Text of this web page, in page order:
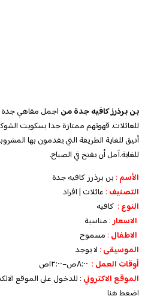
بن برذرز كافيه جدة من اجمل مقاهي جدة
للعائلات. قهوتهم ممتازة جدا بسكويت
أنيق للغاية الطريقة التي يقدمون بها
للغاية.آمل أن يفتح في الصباح.
الأسم : بن برذرز كافيه جدة
التصنيف : عائلات | افراد
النوع : كافيه
الاسعار: مناسبة
الاطفال : مسموح
الموسيقى : لايوجد
‏أوقات العمل :
الموقع الاكتروني : للدخول على الموقع
اضغط هنا